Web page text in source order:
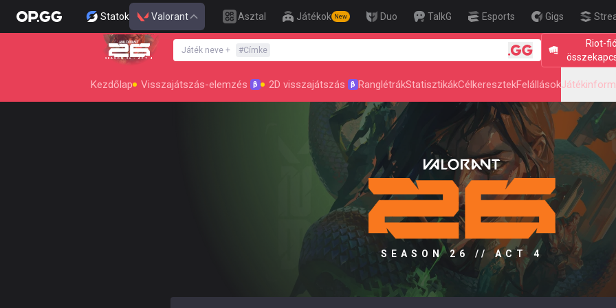
Statok Valorant Asztal Játékok New Duo TalkG Esports Gigs
SEASON 26 : ACT 4
Játék neve + #Címke
Riot-
🎯 Level
Kezdőlap Visszajátszás-elemzés β 2D visszajátszás β RanglétrákStatisztikákCélkeresztekFelállások
SEASON 26 // ACT 4